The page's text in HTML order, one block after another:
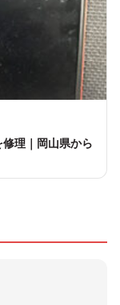
理｜岡山県から